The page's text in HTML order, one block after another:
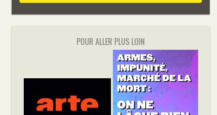
POUR ALLER PLUS LOIN